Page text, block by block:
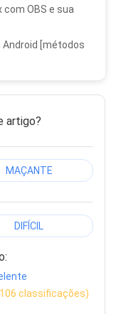
com OBS e sua
Android [métodos
artigo?
MAÇANTE
DIFÍCIL
106 classificações)